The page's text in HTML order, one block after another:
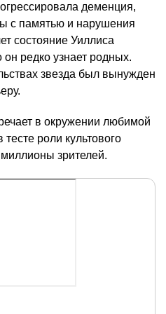
деменция,
с памятью и нарушения
состояние Уиллиса
он редко узнает родных.
звезда был вынужден
в окружении любимой
роли культового
зрителей.